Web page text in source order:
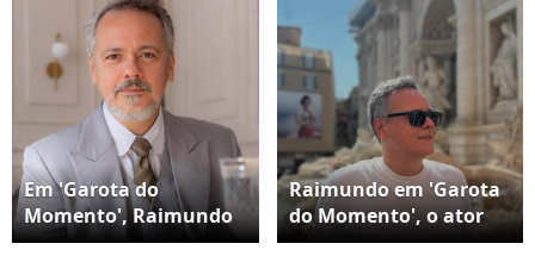
filhos."
Em 'Garota do
Momento', Raimundo
(Danton Mello) usava
Raimundo em 'Garota
do Momento', o ator
Danton Mello